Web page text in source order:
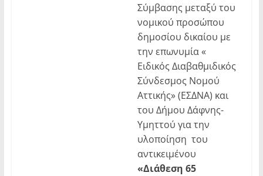
Σύμβασης μεταξύ του
νομικού προσώπου
δημοσίου δικαίου με
την επωνυμία «
Ειδικός Διαβαθμιδικός
Σύνδεσμος Νομού
Αττικής» (ΕΣΔΝΑ) και
του Δήμου Δάφνης-
Υμηττού για την
υλοποίηση του
αντικειμένου
«Διάθεση 65